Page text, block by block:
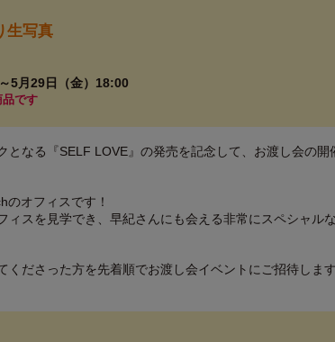
生写真
5月29日（金）18:00
です
となる『SELF LOVE』の発売を記念して、お渡し会の開
オフィスです！
ィスを見学でき、早紀さんにも会える非常にスペシャル
くださった方を先着順でお渡し会イベントにご招待します